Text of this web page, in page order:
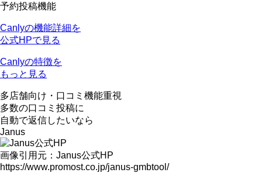
予約投稿機能
Canlyの機能詳細を
公式HPで見る
Canlyの特徴を
もっと見る
多店舗向け ・ 口コミ機能重視
多数の口コミ投稿に
自動で返信したいなら
Janus
画像引用元：Janus公式HP
https://www.promost.co.jp/janus-gmbtool/